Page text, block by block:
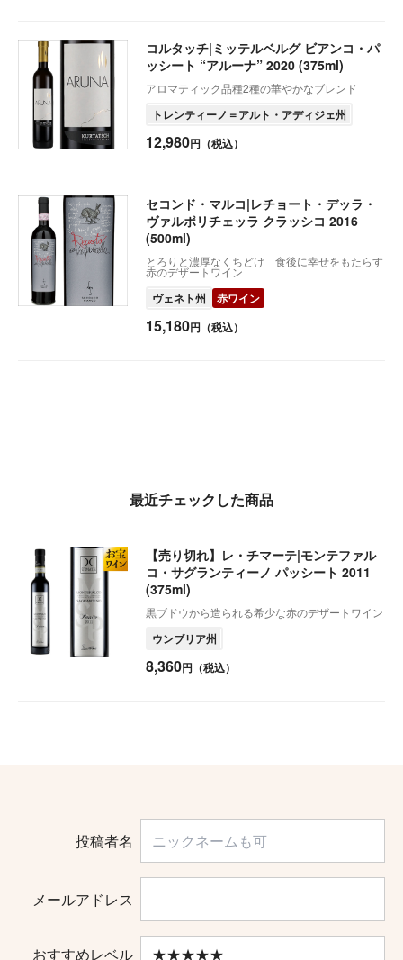
コルタッチ|ミッテルベルグ ビアンコ・パ
ッシート “アルーナ” 2020 (375ml)
アロマティック品種2種の華やかなブレンド
トレンティーノ＝アルト・アディジェ州
12,980円（税込）
セコンド・マルコ|レチョート・デッラ・
ヴァルポリチェッラ クラッシコ 2016
(500ml)
とろりと濃厚なくちどけ 食後に幸せをもたらす
赤のデザートワイン
ヴェネト州 赤ワイン
15,180円（税込）
最近チェックした商品
【売り切れ】レ・チマーテ|モンテファル
コ・サグランティーノ パッシート 2011
(375ml)
黒ブドウから造られる希少な赤のデザートワイン
ウンブリア州
8,360円（税込）
投稿者名
メールアドレス
おすすめレベル